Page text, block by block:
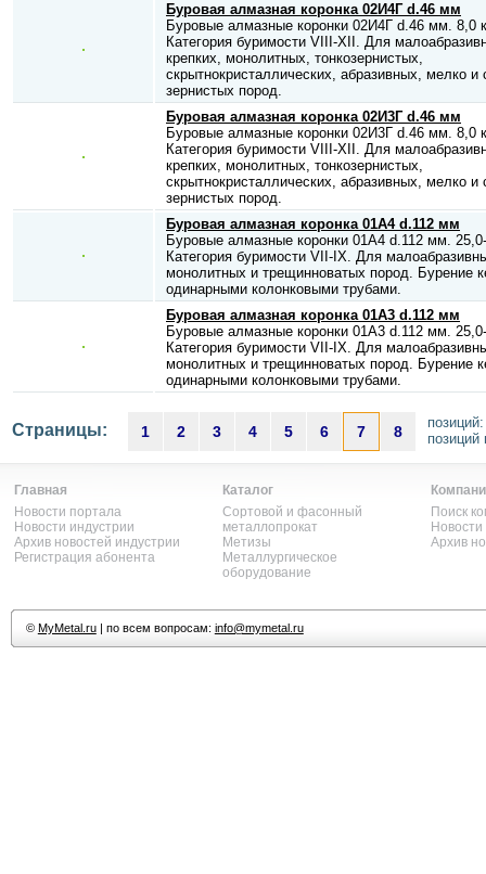
Буровая алмазная коронка 02И4Г d.46 мм
Буровые алмазные коронки 02И4Г d.46 мм. 8,0
Категория буримости VIII-XII. Для
крепких, монолитных, тонкозернистых,
скрытнокристаллических, абразивных, мелко и
зернистых пород.
Буровая алмазная коронка 02И3Г d.46 мм
Буровые алмазные коронки 02И3Г d.46 мм. 8,0
Категория буримости VIII-XII. Для
крепких, монолитных, тонкозернистых,
скрытнокристаллических, абразивных, мелко и
зернистых пород.
Буровая алмазная коронка 01А4 d.112 мм
Буровые алмазные коронки 01А4 d.112 мм.
Категория буримости VII-IX. Для
монолитных и трещинноватых пород. Бурение
одинарными колонковыми трубами.
Буровая алмазная коронка 01А3 d.112 мм
Буровые алмазные коронки 01А3 d.112 мм.
Категория буримости VII-IX. Для
монолитных и трещинноватых пород. Бурение
одинарными колонковыми трубами.
Страницы: 1 2 3 4 5 6 7 8
Главная
Новости портала
Новости индустрии
Архив новостей индустрии
Регистрация абонента
Каталог
Сортовой и фасонный
металлопрокат
Метизы
Металлургическое
оборудование
Поиск
Архив
© MyMetal.ru| по всем вопросам: info@mymetal.ru